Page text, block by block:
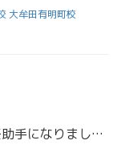
大牟田有明町校
初めまして！今年の春から担任助手になりました、武藤帆乃佳です。 プロフィール 大学：中村学園大学 教育学部 児童幼児教育学科 出身校：三池高校 普通科 部活：ソフトテニス 趣味：韓ドラを観ること […]